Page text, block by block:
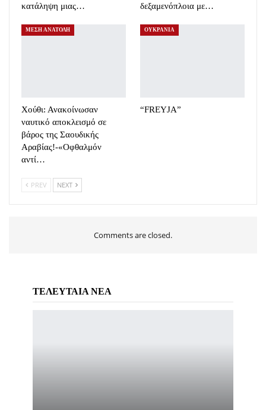
κατάληψη μιας…
δεξαμενόπλοια με…
ΜΕΣΗ ΑΝΑΤΟΛΗ
Χούθι: Ανακοίνωσαν
ναυτικό αποκλεισμό σε
βάρος της Σαουδικής
Αραβίας!-«Οφθαλμόν
αντί…
ΟΥΚΡΑΝΙΑ
“FREYJA”
PREV NEXT
Comments are closed.
ΤΕΛΕΥΤΑΙΑ ΝΕΑ